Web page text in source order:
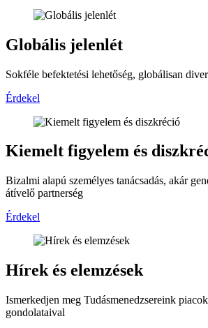
Globális jelenlét
Sokféle befektetési lehetőség, globálisan
Érdekel
Kiemelt figyelem és
Bizalmi alapú személyes tanácsadás, akár
átívelő partnerség
Érdekel
Hírek és elemzések
Ismerkedjen meg Tudásmenedzsereink
gondolataival